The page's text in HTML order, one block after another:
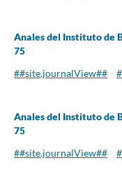
Anales del Instituto de
75
##site.journalView##
Anales del Instituto de
75
##site.journalView##